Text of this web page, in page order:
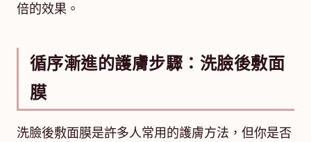
倍的效果。
循序漸進的護膚步驟：洗臉後敷面
膜
洗臉後敷面膜是許多人常用的護膚方法，但你是否